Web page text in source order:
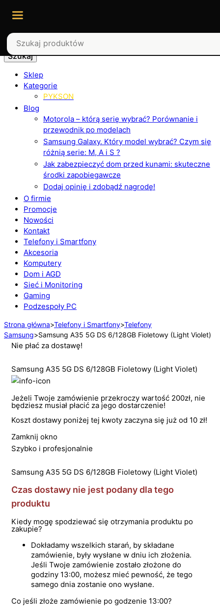
Szukaj
Sklep
Kategorie
PYKSON
Blog
Motorola – którą serię wybrać? Porównanie i
przewodnik po modelach
Samsung Galaxy. Który model wybrać? Czym się
różnią serie: M, A i S ?
Jak zabezpieczyć dom przed kunami: skuteczne
środki zapobiegawcze
Dodaj opinię i zdobądź nagrodę!
O firmie
Promocje
Nowości
Kontakt
Telefony i Smartfony
Akcesoria
Komputery
Dom i AGD
Sieć i Monitoring
Gaming
Podzespoły PC
Strona główna>Telefony i Smartfony>Telefony
Samsung>Samsung A35 5G DS 6/128GB Fioletowy (Light Violet)
Nie płać za dostawę!
Samsung A35 5G DS 6/128GB Fioletowy (Light Violet)
Jeżeli Twoje zamówienie przekroczy wartość 200zł, nie
będziesz musiał płacić za jego dostarczenie!
Koszt dostawy poniżej tej kwoty zaczyna się już od 10 zł!
Zamknij okno
Szybko i profesjonalnie
Samsung A35 5G DS 6/128GB Fioletowy (Light Violet)
Czas dostawy nie jest podany dla tego
produktu
Kiedy mogę spodziewać się otrzymania produktu po
zakupie?
Dokładamy wszelkich starań, by składane
zamówienie, były wysłane w dniu ich złożenia.
Jeśli Twoje zamówienie zostało złożone do
godziny 13:00, możesz mieć pewność, że tego
samego dnia zostanie ono wysłane.
Co jeśli złoże zamówienie po godzenie 13:00?